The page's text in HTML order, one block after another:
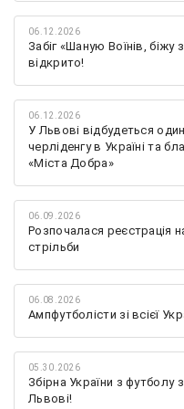
06.12.2026
Забіг «Шаную Воїнів, біжу
відкрито!
06.12.2026
У Львові відбудеться
черліденгу в Україні та
«Міста Добра»
06.09.2026
Розпочалася реєстрація
стрільби
06.08.2026
Ампфутболісти зі всієї
05.30.2026
Збірна України з футболу
Львові!